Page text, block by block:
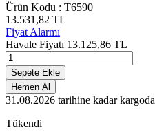
Ürün Kodu : T6590
13.531,82 TL
Fiyat Alarmı
Havale Fiyatı 13.125,86 TL
Sepete Ekle
Hemen Al
31.08.2026 tarihine kadar kargoda
Tükendi